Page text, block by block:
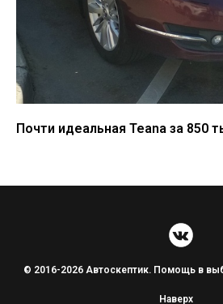
Почти идеальная Teana за 850
© 2016-2026 Автоскептик. Помощь в
Наверх